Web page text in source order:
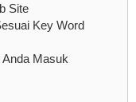
Site
Key Word
Masuk